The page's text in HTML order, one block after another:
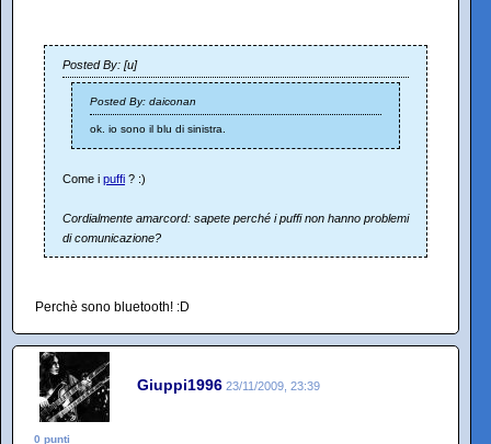
Posted By: [u]
Posted By: daiconan
ok. io sono il blu di sinistra.
Come i puffi ? :)
Cordialmente amarcord: sapete perché i puffi non hanno problemi
di comunicazione?
Perchè sono bluetooth! :D
Giuppi1996 23/11/2009, 23:39
0 punti